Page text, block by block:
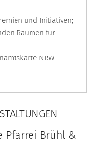
und Initiativen;
Räumen für
NRW
Pfarrei Brühl &